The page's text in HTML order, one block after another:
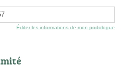
Éditer les informations de mon podologue